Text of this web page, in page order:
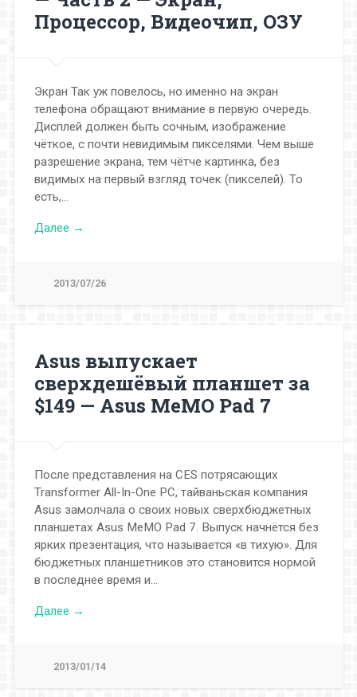
Процессор, Видеочип, ОЗУ
Экран Так уж повелось, но именно на экран
телефона обращают внимание в первую очередь.
Дисплей должен быть сочным, изображение
чёткое, с почти невидимым пикселями. Чем выше
разрешение экрана, тем чётче картинка, без
видимых на первый взгляд точек (пикселей). То
есть,…
Далее →
2013/07/26
Asus выпускает
сверхдешёвый планшет за
$149 — Asus MeMO Pad 7
После представления на CES потрясающих
Transformer All-In-One PC, тайваньская компания
Asus замолчала о своих новых сверхбюджетных
планшетах Asus MeMO Pad 7. Выпуск начнётся без
ярких презентация, что называется «в тихую». Для
бюджетных планшетников это становится нормой
в последнее время и…
Далее →
2013/01/14